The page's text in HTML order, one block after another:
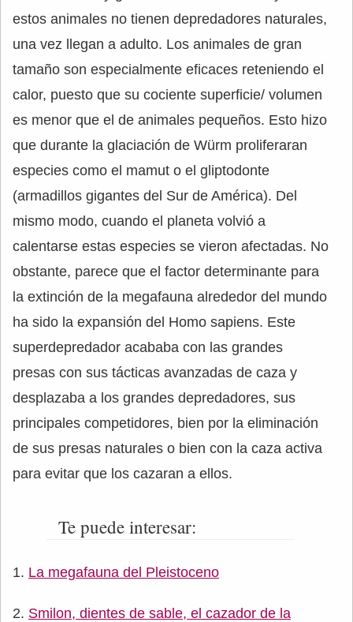
estos animales no tienen depredadores naturales,
una vez llegan a adulto. Los animales de gran
tamaño son especialmente eficaces reteniendo el
calor, puesto que su cociente superficie/ volumen
es menor que el de animales pequeños. Esto hizo
que durante la glaciación de Würm proliferaran
especies como el mamut o el gliptodonte
(armadillos gigantes del Sur de América). Del
mismo modo, cuando el planeta volvió a
calentarse estas especies se vieron afectadas. No
obstante, parece que el factor determinante para
la extinción de la megafauna alrededor del mundo
ha sido la expansión del Homo sapiens. Este
superdepredador acababa con las grandes
presas con sus tácticas avanzadas de caza y
desplazaba a los grandes depredadores, sus
principales competidores, bien por la eliminación
de sus presas naturales o bien con la caza activa
para evitar que los cazaran a ellos.
Te puede interesar:
La megafauna del Pleistoceno
Smilon, dientes de sable, el cazador de la